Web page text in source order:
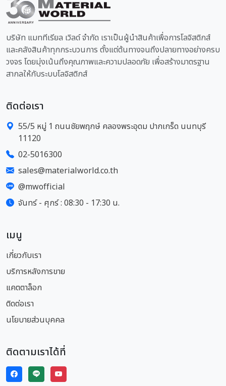
บริษัท แมททีเรียล เวิลด์ จำกัด เราเป็นผู้นำสินค้าเพื่อการโลจิสติกส์
และคลังสินค้าทุกกระบวนการ ตั้งแต่ต้นทางจนถึงปลายทางอย่างครบ
วงจร โดยมุ่งเน้นถึงคุณภาพและความปลอดภัย เพื่อสร้างมาตรฐาน
สากลให้กับระบบโลจิสติกส์
ติดต่อเรา
55/5 หมู่ 1 ถนนชัยพฤกษ์ คลองพระอุดม ปากเกร็ด นนทบุรี
11120
02-5016300
sales@materialworld.co.th
@mwofficial
จันทร์ - ศุกร์ : 08:30 - 17:30 น.
เมนู
เกี่ยวกับเรา
บริการหลังการขาย
แคตตาล็อก
ติดต่อเรา
นโยบายส่วนบุคคล
ติดตามเราได้ที่